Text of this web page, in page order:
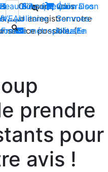
Climsom, vous
pour enregistrer votre
service possible. (En
de Bien-être | Livraison
métropolitaine
85 52
Qui
Sommes-
Nous?
Beauté Acupression Dos
prendre
pour
avis !